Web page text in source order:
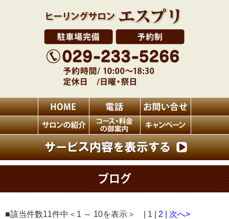
ブログ
■該当件数11件中＜1 ～ 10を表示＞ | 1 | 2 次へ>